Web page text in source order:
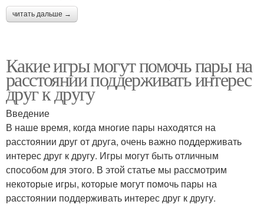
читать дальше →
Какие игры могут помочь пары на
расстоянии поддерживать интерес
друг к другу
Введение
В наше время, когда многие пары находятся на
расстоянии друг от друга, очень важно поддерживать
интерес друг к другу. Игры могут быть отличным
способом для этого. В этой статье мы рассмотрим
некоторые игры, которые могут помочь пары на
расстоянии поддерживать интерес друг к другу.